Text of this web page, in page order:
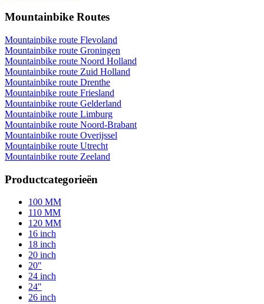
Mountainbike Routes
Mountainbike route Flevoland
Mountainbike route Groningen
Mountainbike route Noord Holland
Mountainbike route Zuid Holland
Mountainbike route Drenthe
Mountainbike route Friesland
Mountainbike route Gelderland
Mountainbike route Limburg
Mountainbike route Noord-Brabant
Mountainbike route Overijssel
Mountainbike route Utrecht
Mountainbike route Zeeland
Productcategorieën
100 MM
110 MM
120 MM
16 inch
18 inch
20 inch
20"
24 inch
24"
26 inch